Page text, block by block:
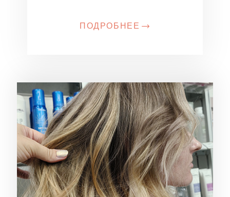
ПОДРОБНЕЕ